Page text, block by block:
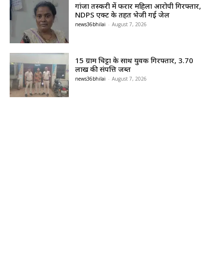
गांजा तस्करी में फरार महिला आरोपी गिरफ्तार,
NDPS एक्ट के तहत भेजी गई जेल
news36bhilai - August 7, 2026
15 ग्राम चिट्टा के साथ युवक गिरफ्तार, 3.70
लाख की संपत्ति जब्त
news36bhilai - August 7, 2026